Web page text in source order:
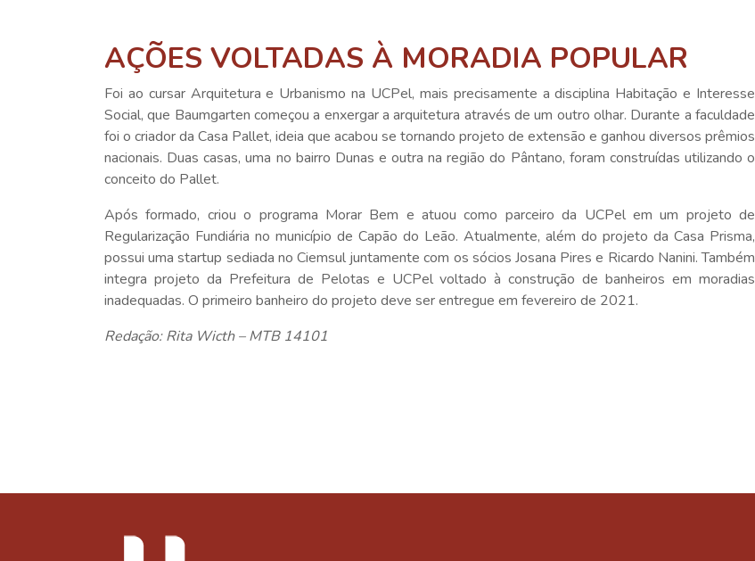
AÇÕES VOLTADAS À MORADIA POPULAR
Foi ao cursar Arquitetura e Urbanismo na UCPel, mais precisamente a disciplina Habitação e Interesse
Social, que Baumgarten começou a enxergar a arquitetura através de um outro olhar. Durante a faculdade
foi o criador da Casa Pallet, ideia que acabou se tornando projeto de extensão e ganhou diversos prêmios
nacionais. Duas casas, uma no bairro Dunas e outra na região do Pântano, foram construídas utilizando o
conceito do Pallet.
Após formado, criou o programa Morar Bem e atuou como parceiro da UCPel em um projeto de
Regularização Fundiária no município de Capão do Leão. Atualmente, além do projeto da Casa Prisma,
possui uma startup sediada no Ciemsul juntamente com os sócios Josana Pires e Ricardo Nanini. Também
integra projeto da Prefeitura de Pelotas e UCPel voltado à construção de banheiros em moradias
inadequadas. O primeiro banheiro do projeto deve ser entregue em fevereiro de 2021.
Redação: Rita Wicth – MTB 14101